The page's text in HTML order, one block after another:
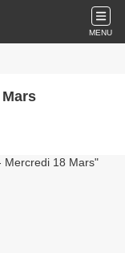
MENU